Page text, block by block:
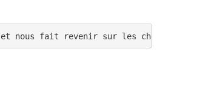
et nous fait revenir sur les chemins de